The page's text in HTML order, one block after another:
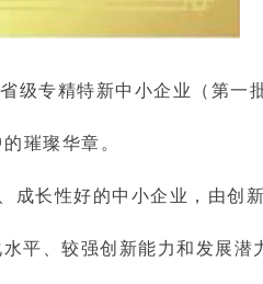
级专精特新中小企业（第一
璀璨华章。
长性好的中小企业，由创新
平、较强创新能力和发展潜